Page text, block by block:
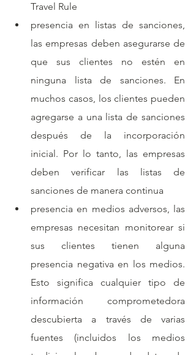
Travel Rule
presencia en listas de sanciones,
las empresas deben asegurarse de
que sus clientes no estén en
ninguna lista de sanciones. En
muchos casos, los clientes pueden
agregarse a una lista de sanciones
después de la incorporación
inicial. Por lo tanto, las empresas
deben verificar las listas de
sanciones de manera continua
presencia en medios adversos, las
empresas necesitan monitorear si
sus clientes tienen alguna
presencia negativa en los medios.
Esto significa cualquier tipo de
información comprometedora
descubierta a través de varias
fuentes (incluidos los medios